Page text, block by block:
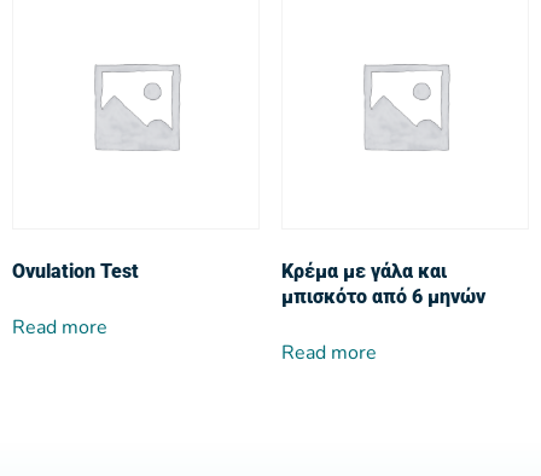
Ovulation Test
Read more
Κρέμα με γάλα και
μπισκότο από 6 μηνών
Read more